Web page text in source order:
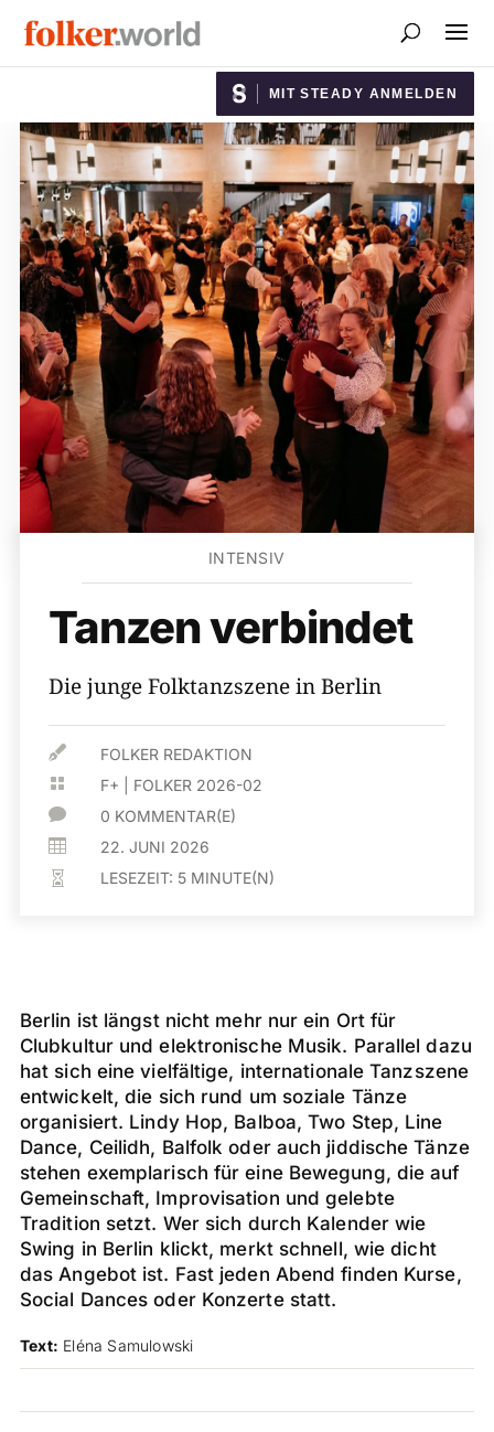
MIT STEADY ANMELDEN
INTENSIV
Tanzen verbindet
Die junge Folktanzszene in Berlin
 FOLKER REDAKTION
 F+ FOLKER 2026-02
 0 KOMMENTAR(E)
 22. JUNI 2026
 LESEZEIT: 5 MINUTE(N)
Berlin ist längst nicht mehr nur ein Ort für
Clubkultur und elektronische Musik. Parallel dazu
hat sich eine vielfältige, internationale Tanzszene
entwickelt, die sich rund um soziale Tänze
organisiert. Lindy Hop, Balboa, Two Step, Line
Dance, Ceilidh, Balfolk oder auch jiddische Tänze
stehen exemplarisch für eine Bewegung, die auf
Gemeinschaft, Improvisation und gelebte
Tradition setzt. Wer sich durch Kalender wie
Swing in Berlin klickt, merkt schnell, wie dicht
das Angebot ist. Fast jeden Abend finden Kurse,
Social Dances oder Konzerte statt.
Text: Eléna Samulowski